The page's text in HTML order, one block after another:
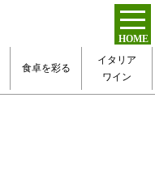
HOME
食卓を彩る
イタリア
ワイン